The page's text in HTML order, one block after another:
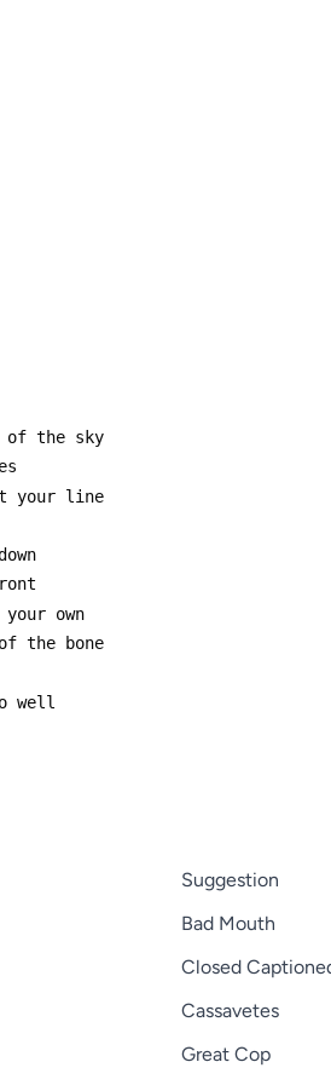
Suggestion
Bad Mouth
Closed
Cassavetes
Great Cop